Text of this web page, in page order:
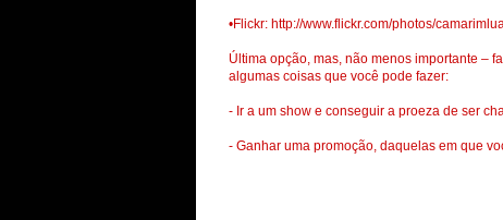
•Flickr: http://www.flickr.com/photos/
Última opção, mas, não menos importante –
algumas coisas que você pode fazer:
- Ir a um show e conseguir a proeza de ser
- Ganhar uma promoção, daquelas em que